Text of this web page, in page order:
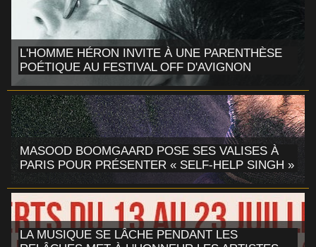
L'HOMME HÉRON INVITE À UNE PARENTHÈSE
POÉTIQUE AU FESTIVAL OFF D'AVIGNON
MASOOD BOOMGAARD POSE SES VALISES À
PARIS POUR PRÉSENTER « SELF-HELP SINGH »
LA MUSIQUE SE LÂCHE PENDANT LES